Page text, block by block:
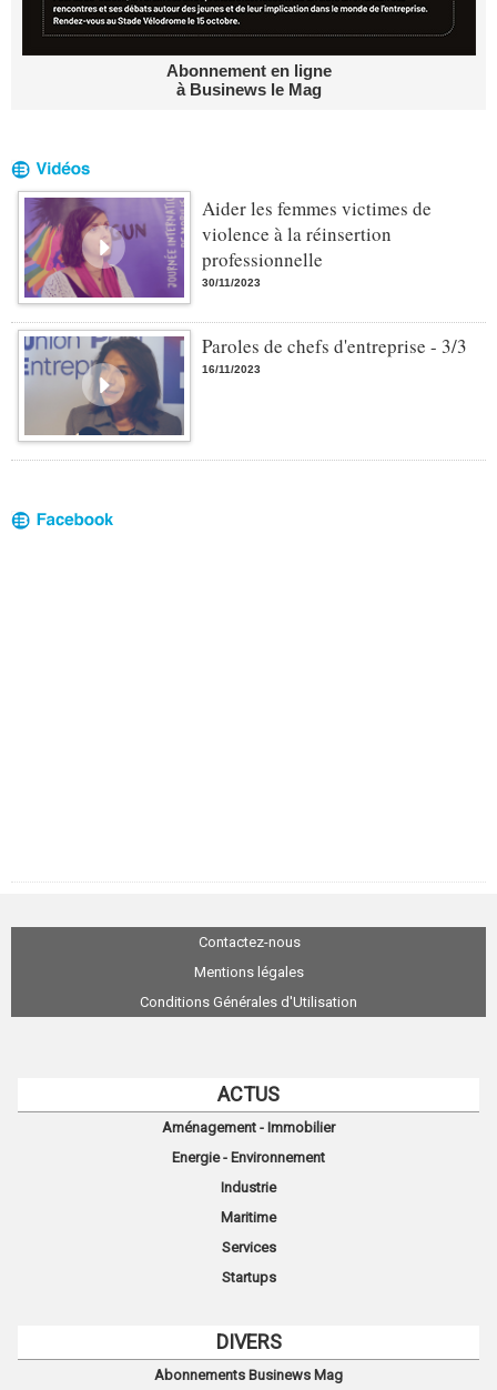
Abonnement en ligne
à Businews le Mag
Aider les femmes victimes de
violence à la réinsertion
professionnelle
30/11/2023
Paroles de chefs d'entreprise - 3/3
16/11/2023
Contactez-nous
Mentions légales
Conditions Générales d'Utilisation
ACTUS
Aménagement - Immobilier
Energie - Environnement
Industrie
Maritime
Services
Startups
DIVERS
Abonnements Businews Mag